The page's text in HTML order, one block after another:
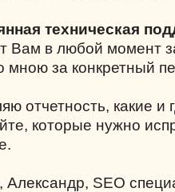
техническая
Вам в любой момент
мною за конкретный
отчетность, какие
которые нужно
SEO